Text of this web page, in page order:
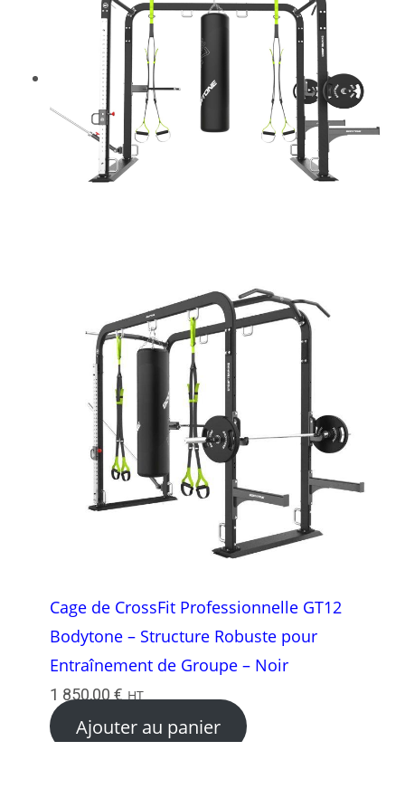
Cage de CrossFit Professionnelle GT12
Bodytone – Structure Robuste pour
Entraînement de Groupe – Noir
1 850,00 € HT
Ajouter au panier